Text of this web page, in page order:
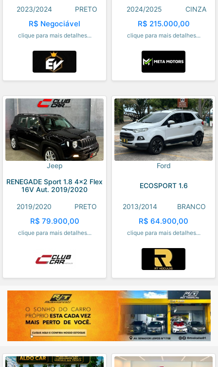
2023/2024 PRETO
R$ Negociável
clique para mais detalhes...
2024/2025 CINZA
R$ 215.000,00
clique para mais detalhes...
Jeep
RENEGADE Sport 1.8 4x2 Flex
16V Aut. 2019/2020
2019/2020 PRETO
R$ 79.900,00
clique para mais detalhes...
Ford
ECOSPORT 1.6
2013/2014 BRANCO
R$ 64.900,00
clique para mais detalhes...